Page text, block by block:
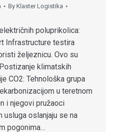
By Klaster Logistika
poluprikolica:
Infrastructure testira
željeznicu. Ovo su
klimatskih
CO2: Tehnološka grupa
u teretnom
i njegovi pružaoci
oslanjaju se na
pogonima…